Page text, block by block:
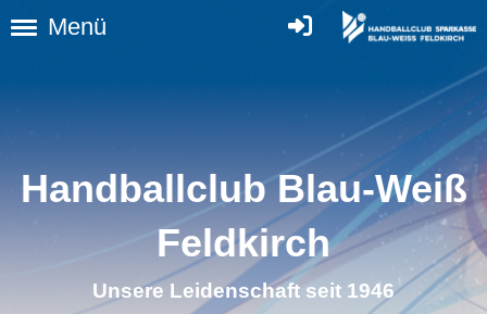
Menü
Handballclub Blau-Weiß
Feldkirch
Unsere Leidenschaft seit 1946